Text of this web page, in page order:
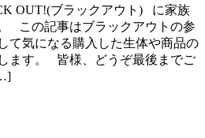
OUT!(ブラックアウト) に家族
この記事はブラックアウトの参
て気になる購入した生体や商品の
ます。 皆様、どうぞ最後までご